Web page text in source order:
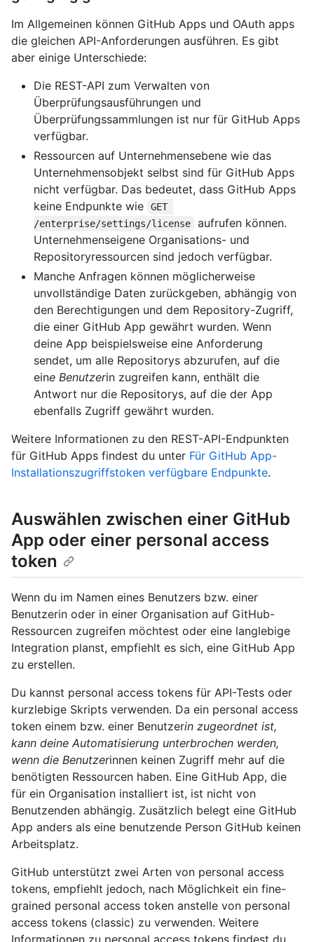
Im Allgemeinen können GitHub Apps und OAuth apps
die gleichen API-Anforderungen ausführen. Es gibt
aber einige Unterschiede:
Die REST-API zum Verwalten von
Überprüfungsausführungen und
Überprüfungssammlungen ist nur für GitHub Apps
verfügbar.
Ressourcen auf Unternehmensebene wie das
Unternehmensobjekt selbst sind für GitHub Apps
nicht verfügbar. Das bedeutet, dass GitHub Apps
keine Endpunkte wie
GET
/enterprise/settings/license
aufrufen können.
Unternehmenseigene Organisations- und
Repositoryressourcen sind jedoch verfügbar.
Manche Anfragen können möglicherweise
unvollständige Daten zurückgeben, abhängig von
den Berechtigungen und dem Repository-Zugriff,
die einer GitHub App gewährt wurden. Wenn
deine App beispielsweise eine Anforderung
sendet, um alle Repositorys abzurufen, auf die
eine Benutzerin zugreifen kann, enthält die
Antwort nur die Repositorys, auf die der App
ebenfalls Zugriff gewährt wurden.
Weitere Informationen zu den REST-API-Endpunkten
für GitHub Apps findest du unter Für GitHub App-
Installationszugriffstoken verfügbare Endpunkte.
Auswählen zwischen einer GitHub
App oder einer personal access
token
Wenn du im Namen eines Benutzers bzw. einer
Benutzerin oder in einer Organisation auf GitHub-
Ressourcen zugreifen möchtest oder eine langlebige
Integration planst, empfiehlt es sich, eine GitHub App
zu erstellen.
Du kannst personal access tokens für API-Tests oder
kurzlebige Skripts verwenden. Da ein personal access
token einem bzw. einer Benutzerin zugeordnet ist,
kann deine Automatisierung unterbrochen werden,
wenn die Benutzerinnen keinen Zugriff mehr auf die
benötigten Ressourcen haben. Eine GitHub App, die
für ein Organisation installiert ist, ist nicht von
Benutzenden abhängig. Zusätzlich belegt eine GitHub
App anders als eine benutzende Person GitHub keinen
Arbeitsplatz.
GitHub unterstützt zwei Arten von personal access
tokens, empfiehlt jedoch, nach Möglichkeit ein fine-
grained personal access token anstelle von personal
access tokens (classic) zu verwenden. Weitere